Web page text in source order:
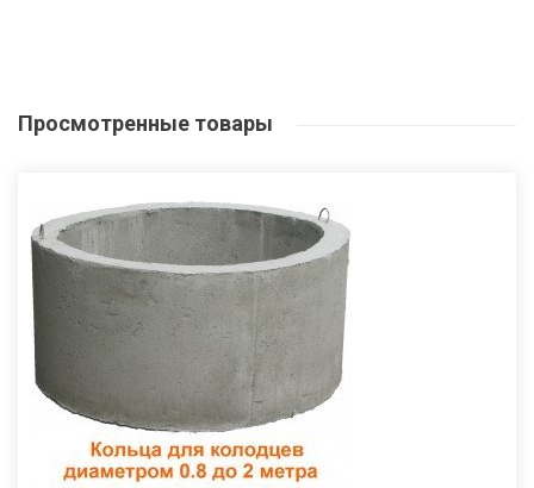
Просмотренные товары